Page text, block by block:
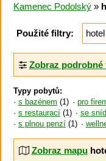
Kamenec Podolský »
Použité filtry: hotel
Zobraz
Typy pobytů:
s bazénem (1) pro
s restaurací (1) se
s plnou penzí (1)
Zobraz mapu